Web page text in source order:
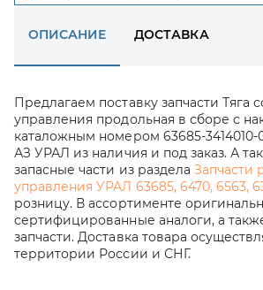
ОПИСАНИЕ ДОСТАВКА
Предлагаем поставку запчасти Тяга
управления продольная в сборе с
каталожным номером 63685-3414010-
АЗ УРАЛ из наличия и под заказ. А
запасные части из раздела Запчасти
управления УРАЛ 63685, 6470, 6563,
розницу. В ассортименте
сертифицированные аналоги, а
запчасти. Доставка товара
территории России и СНГ.